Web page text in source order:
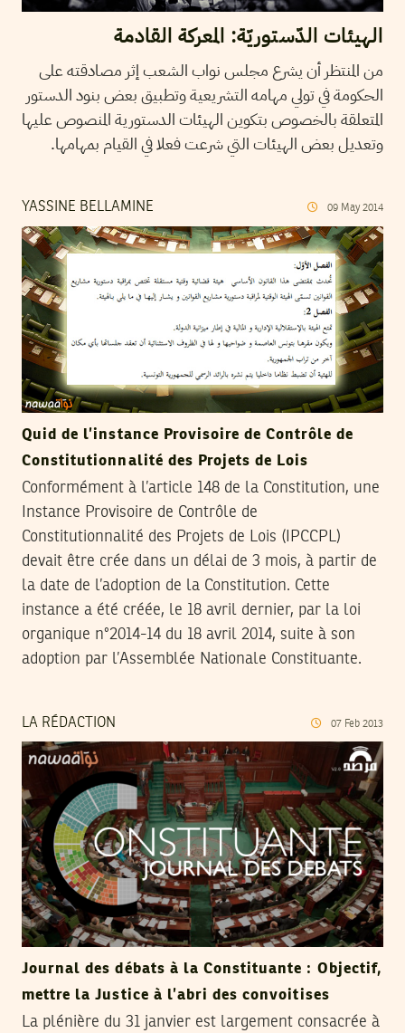
الهيئات الدّستوريّة: المعركة القادمة
من المنتظر أن يشرع مجلس نواب الشعب إثر مصادقته على
الحكومة في تولي مهامه التشريعية وتطبيق بعض بنود الدستور
المتعلقة بالخصوص بتكوين الهيئات الدستورية المنصوص عليها
وتعديل بعض الهيئات التي شرعت فعلا في القيام بمهامها.
YASSINE BELLAMINE 09 May 2014
Quid de l’instance Provisoire de Contrôle de
Constitutionnalité des Projets de Lois
Conformément à l’article 148 de la Constitution, une
Instance Provisoire de Contrôle de
Constitutionnalité des Projets de Lois (IPCCPL)
devait être crée dans un délai de 3 mois, à partir de
la date de l’adoption de la Constitution. Cette
instance a été créée, le 18 avril dernier, par la loi
organique n°2014-14 du 18 avril 2014, suite à son
adoption par l’Assemblée Nationale Constituante.
LA RÉDACTION 07 Feb 2013
Journal des débats à la Constituante : Objectif,
mettre la Justice à l’abri des convoitises
La plénière du 31 janvier est largement consacrée à